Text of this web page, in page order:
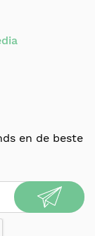
en de beste